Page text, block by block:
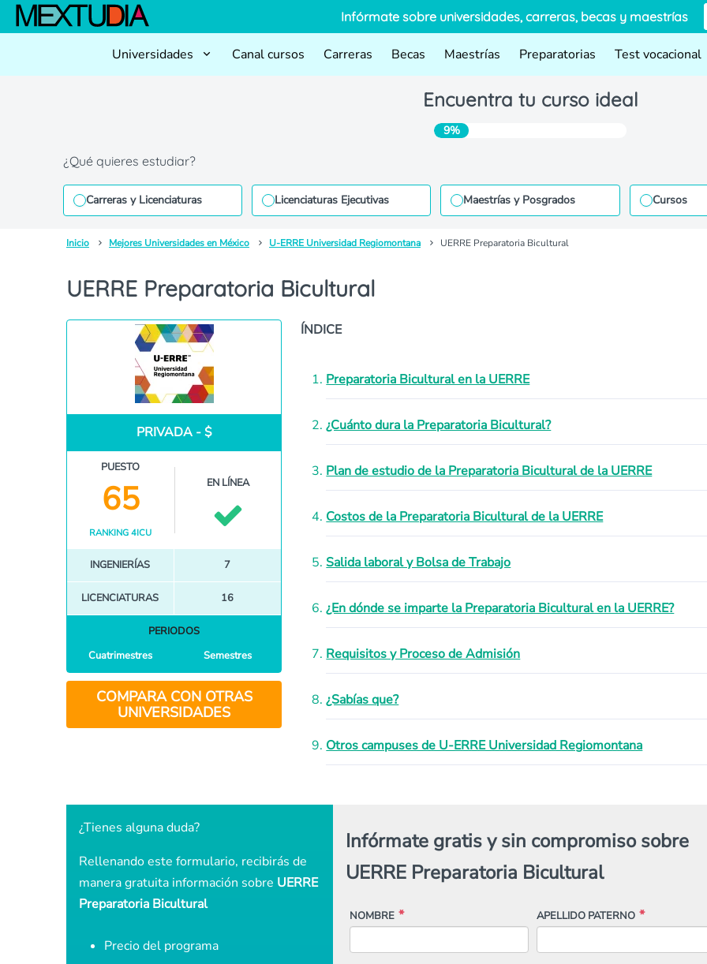
Infórmate sobre universidades, carreras, becas y maestrías
Universidades Canal cursos Carreras Becas Maestrías Preparatorias Test vocacional
Encuentra tu curso ideal
9%
¿Qué quieres estudiar?
Carreras y Licenciaturas Licenciaturas Ejecutivas Maestrías y Posgrados Cursos
Inicio Mejores Universidades en México U-ERRE Universidad Regiomontana UERRE Preparatoria Bicultural
UERRE Preparatoria Bicultural
PRIVADA - $
PUESTO
65
RANKING 4ICU
EN LÍNEA
INGENIERÍAS 7
LICENCIATURAS 16
PERIODOS
Cuatrimestres
Semestres
COMPARA CON OTRAS
UNIVERSIDADES
ÍNDICE
Preparatoria Bicultural en la UERRE
¿Cuánto dura la Preparatoria Bicultural?
Plan de estudio de la Preparatoria Bicultural de la UERRE
Costos de la Preparatoria Bicultural de la UERRE
Salida laboral y Bolsa de Trabajo
¿En dónde se imparte la Preparatoria Bicultural en la UERRE?
Requisitos y Proceso de Admisión
¿Sabías que?
Otros campuses de U-ERRE Universidad Regiomontana
¿Tienes alguna duda?
Rellenando este formulario, recibirás de
manera gratuita información sobre UERRE
Preparatoria Bicultural
Precio del programa
Infórmate gratis y sin compromiso sobre
UERRE Preparatoria Bicultural
NOMBRE APELLIDO PATERNO